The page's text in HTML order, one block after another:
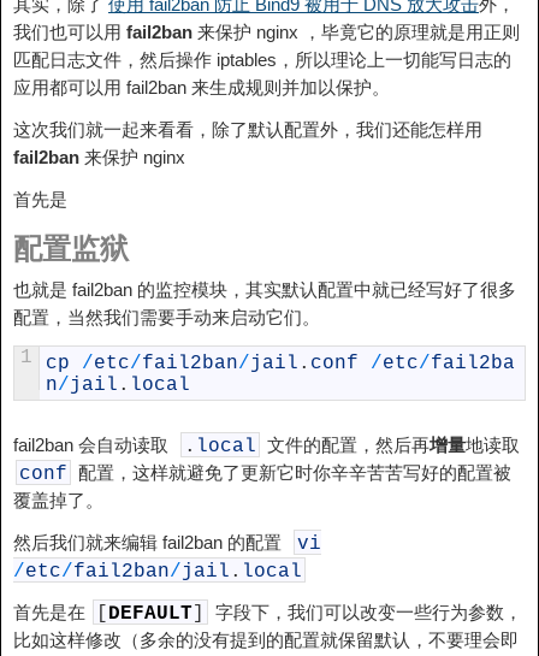
其实，除了 使用 fail2ban 防止 Bind9 被用于 DNS 放大攻击外，
我们也可以用 fail2ban 来保护 nginx ，毕竟它的原理就是用正则
匹配日志文件，然后操作 iptables，所以理论上一切能写日志的
应用都可以用 fail2ban 来生成规则并加以保护。
这次我们就一起来看看，除了默认配置外，我们还能怎样用
fail2ban 来保护 nginx
首先是
配置监狱
也就是 fail2ban 的监控模块，其实默认配置中就已经写好了很多
配置，当然我们需要手动来启动它们。
1 cp /etc/fail2ban/ jail . conf /etc/fail2ba
n/ jail . local
fail2ban 会自动读取 . local 文件的配置，然后再增量地读取
conf 配置，这样就避免了更新它时你辛辛苦苦写好的配置被
覆盖掉了。
然后我们就来编辑 fail2ban 的配置
vi
/etc/fail2ban/ jail . local
首先是在 DEFAULT
字段下，我们可以改变一些行为参数，
比如这样修改（多余的没有提到的配置就保留默认，不要理会即